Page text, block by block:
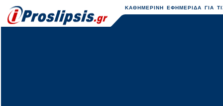
ΚΑΘΗΜΕΡΙΝΗ ΕΦΗΜΕΡΙΔΑ ΓΙΑ